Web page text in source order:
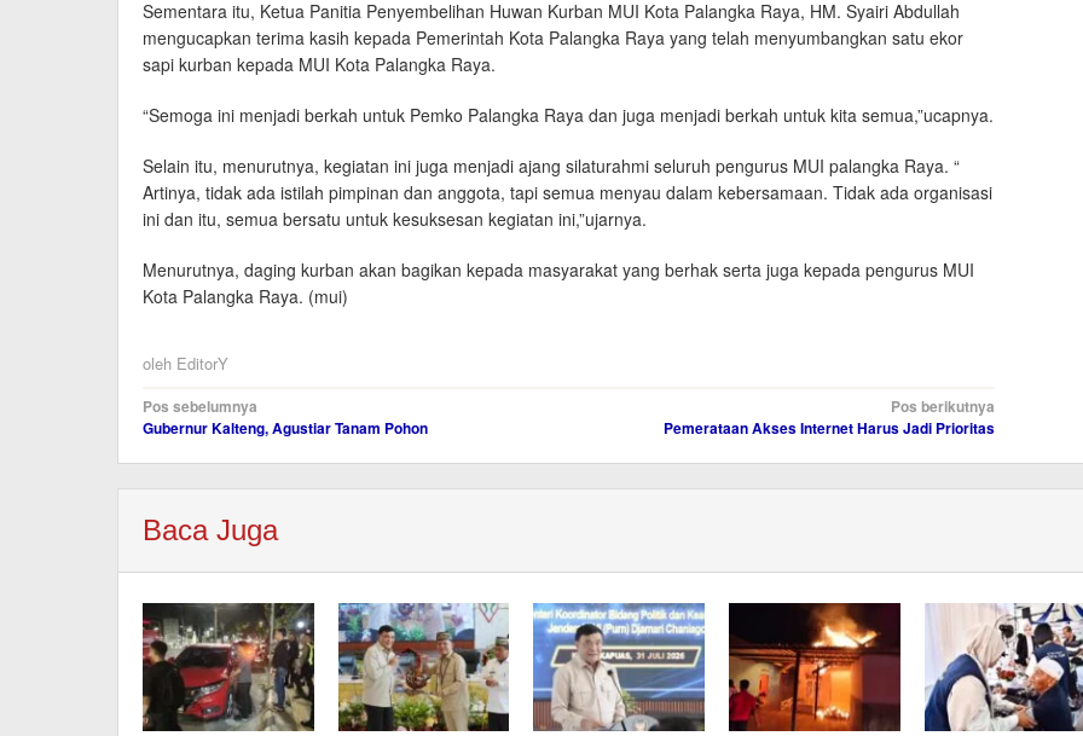
Sementara itu, Ketua Panitia Penyembelihan Huwan Kurban MUI Kota Palangka Raya, HM. Syairi Abdullah
mengucapkan terima kasih kepada Pemerintah Kota Palangka Raya yang telah menyumbangkan satu ekor
sapi kurban kepada MUI Kota Palangka Raya.
“Semoga ini menjadi berkah untuk Pemko Palangka Raya dan juga menjadi berkah untuk kita semua,”ucapnya.
Selain itu, menurutnya, kegiatan ini juga menjadi ajang silaturahmi seluruh pengurus MUI palangka Raya. “
Artinya, tidak ada istilah pimpinan dan anggota, tapi semua menyau dalam kebersamaan. Tidak ada organisasi
ini dan itu, semua bersatu untuk kesuksesan kegiatan ini,”ujarnya.
Menurutnya, daging kurban akan bagikan kepada masyarakat yang berhak serta juga kepada pengurus MUI
Kota Palangka Raya. (mui)
oleh EditorY
Navigasi
pos
Pos sebelumnya
Gubernur Kalteng, Agustiar Tanam Pohon
Pos berikutnya
Pemerataan Akses Internet Harus Jadi Prioritas
Baca Juga